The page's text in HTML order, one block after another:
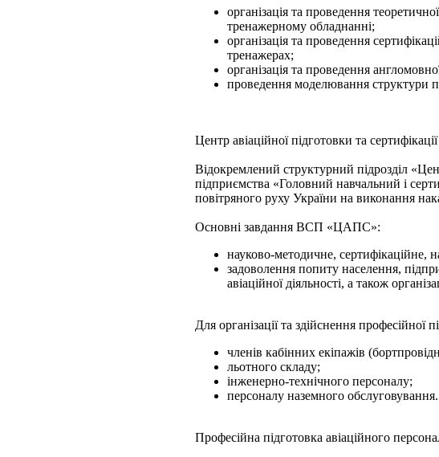
організація та проведення
тренажерному обладнанні;
організація та проведення
тренажерах;
організація та проведення
проведення моделювання структури
Центр авіаційної підготовки та сертифікації
Відокремлений структурний підрозділ
підприємства «Головний навчальний і
повітряного руху України на виконання
Основні завдання ВСП «ЦАПС»:
науково-методичне, сертифікаційне,
задоволення попиту населення,
авіаційної діяльності, а також
Для організації та здійснення
членів кабінних екіпажів
льотного складу;
інженерно-технічного персоналу;
персоналу наземного обслуговування.
Професійна підготовка авіаційного